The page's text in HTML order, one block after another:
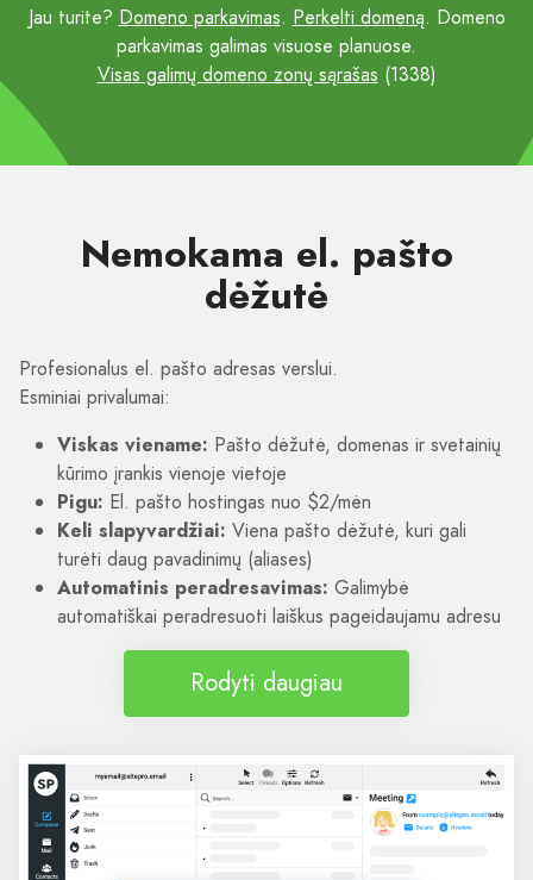
Jau turite? Domeno parkavimas. Perkelti domeną. Domeno
parkavimas galimas visuose planuose.
Visas galimų domeno zonų sąrašas (1338)
Nemokama el. pašto
dėžutė
Profesionalus el. pašto adresas verslui.
Esminiai privalumai:
Viskas viename: Pašto dėžutė, domenas ir svetainių
kūrimo įrankis vienoje vietoje
Pigu: El. pašto hostingas nuo $2/mėn
Keli slapyvardžiai: Viena pašto dėžutė, kuri gali
turėti daug pavadinimų (aliases)
Automatinis peradresavimas: Galimybė
automatiškai peradresuoti laiškus pageidaujamu adresu
Rodyti daugiau